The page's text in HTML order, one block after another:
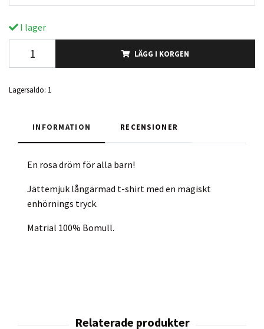
I lager
LÄGG I KORGEN
Lagersaldo: 1
INFORMATION RECENSIONER
En rosa dröm för alla barn!
Jättemjuk långärmad t-shirt med en magiskt
enhörnings tryck.
Matrial 100% Bomull.